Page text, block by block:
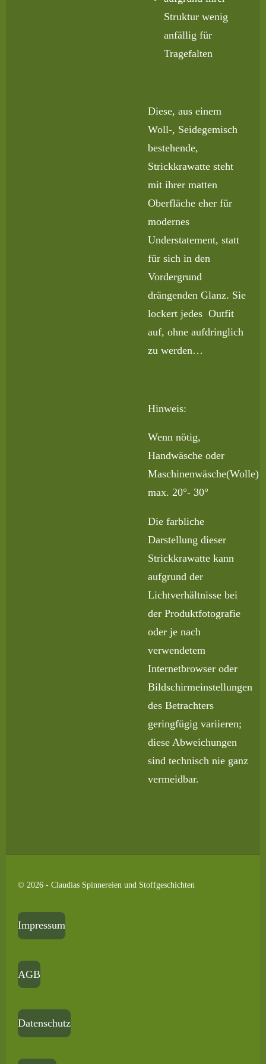
Struktur wenig
anfällig für
Tragefalten
Diese, aus einem
Woll-, Seidegemisch
bestehende,
Strickkrawatte steht
mit ihrer matten
Oberfläche eher für
modernes
Understatement, statt
für sich in den
Vordergrund
drängenden Glanz. Sie
lockert jedes Outfit
auf, ohne aufdringlich
zu werden…
Hinweis:
Wenn nötig,
Handwäsche oder
Maschinenwäsche(Wolle)
max. 20°- 30°
Die farbliche
Darstellung dieser
Strickkrawatte kann
aufgrund der
Lichtverhältnisse bei
der Produktfotografie
oder je nach
verwendetem
Internetbrowser oder
Bildschirmeinstellungen
des Betrachters
geringfügig variieren;
diese Abweichungen
sind technisch nie ganz
vermeidbar.
© 2026 - Claudias Spinnereien und Stoffgeschichten
Impressum
AGB
Datenschutz